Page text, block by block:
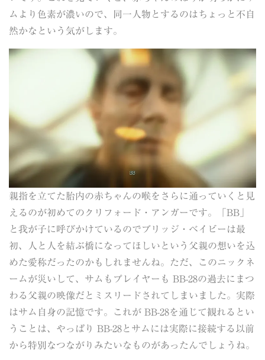
ムより色素が濃いので、同一人物とするのはちょっと不自
然かなという気がします。
親指を立てた胎内の赤ちゃんの喉をさらに通っていくと見
えるのが初めてのクリフォード・アンガーです。「BB」
と我が子に呼びかけているのでブリッジ・ベイビーは最
初、人と人を結ぶ橋になってほしいという父親の想いを込
めた愛称だったのかもしれませんね。ただ、このニックネ
ームが災いして、サムもプレイヤーも BB-28の過去にまつ
わる父親の映像だとミスリードされてしまいました。実際
はサム自身の記憶です。これが BB-28を通じて観れるとい
うことは、やっぱり BB-28とサムには実際に接続する以前
から特別なつながりみたいなものがあったんでしょうね。